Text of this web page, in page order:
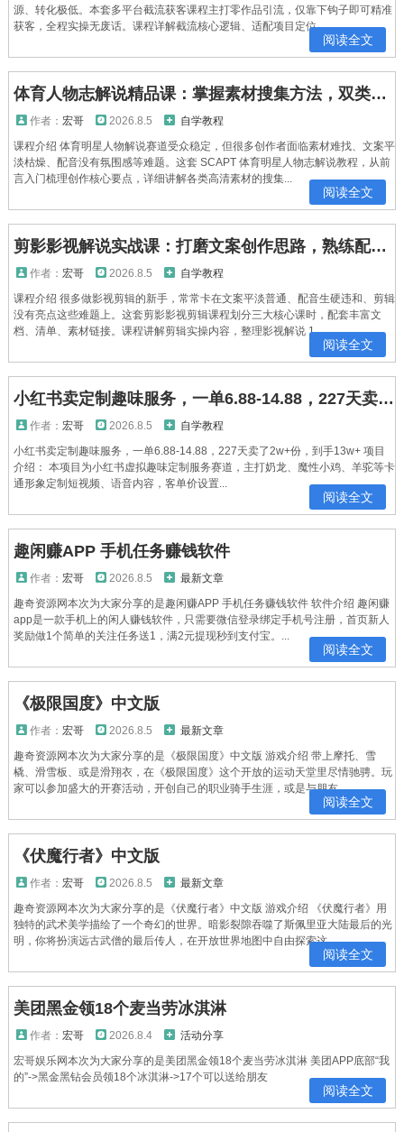
源、转化极低。本套多平台截流获客课程主打零作品引流，仅靠下钩子即可精准
获客，全程实操无废话。课程详解截流核心逻辑、适配项目定位...
阅读全文
体育人物志解说精品课：掌握素材搜集方法，双类文案搭配配音完成体育解说创作
作者： 宏哥 2026.8.5
自学教程
课程介绍 体育明星人物解说赛道受众稳定，但很多创作者面临素材难找、文案平
淡枯燥、配音没有氛围感等难题。这套 SCAPT 体育明星人物志解说教程，从前
言入门梳理创作核心要点，详细讲解各类高清素材的搜集...
阅读全文
剪影影视解说实战课：打磨文案创作思路，熟练配音处理手法，快速上手解说制作
作者： 宏哥 2026.8.5
自学教程
课程介绍 很多做影视剪辑的新手，常常卡在文案平淡普通、配音生硬违和、剪辑
没有亮点这些难题上。这套剪影影视剪辑课程划分三大核心课时，配套丰富文
档、清单、素材链接。课程讲解剪辑实操内容，整理影视解说 1...
阅读全文
小红书卖定制趣味服务，一单6.88-14.88，227天卖了2w+份，到手13w+
作者： 宏哥 2026.8.5
自学教程
小红书卖定制趣味服务，一单6.88-14.88，227天卖了2w+份，到手13w+ 项目
介绍： 本项目为小红书虚拟趣味定制服务赛道，主打奶龙、魔性小鸡、羊驼等卡
通形象定制短视频、语音内容，客单价设置...
阅读全文
趣闲赚APP 手机任务赚钱软件
作者： 宏哥 2026.8.5
最新文章
趣奇资源网本次为大家分享的是趣闲赚APP 手机任务赚钱软件 软件介绍 趣闲赚
app是一款手机上的闲人赚钱软件，只需要微信登录绑定手机号注册，首页新人
奖励做1个简单的关注任务送1，满2元提现秒到支付宝。...
阅读全文
《极限国度》中文版
作者： 宏哥 2026.8.5
最新文章
趣奇资源网本次为大家分享的是《极限国度》中文版 游戏介绍 带上摩托、雪
橇、滑雪板、或是滑翔衣，在《极限国度》这个开放的运动天堂里尽情驰骋。玩
家可以参加盛大的开赛活动，开创自己的职业骑手生涯，或是与朋友...
阅读全文
《伏魔行者》中文版
作者： 宏哥 2026.8.5
最新文章
趣奇资源网本次为大家分享的是《伏魔行者》中文版 游戏介绍 《伏魔行者》用
独特的武术美学描绘了一个奇幻的世界。暗影裂隙吞噬了斯佩里亚大陆最后的光
明，你将扮演远古武僧的最后传人，在开放世界地图中自由探索这...
阅读全文
美团黑金领18个麦当劳冰淇淋
作者： 宏哥 2026.8.4
活动分享
宏哥娱乐网本次为大家分享的是美团黑金领18个麦当劳冰淇淋 美团APP底部“我
的”->黑金黑钻会员领18个冰淇淋->17个可以送给朋友
阅读全文